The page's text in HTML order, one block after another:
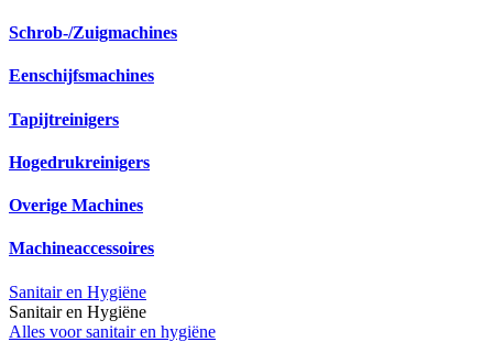
Schrob-/Zuigmachines
Eenschijfsmachines
Tapijtreinigers
Hogedrukreinigers
Overige Machines
Machineaccessoires
Sanitair en Hygiëne
Sanitair en Hygiëne
Alles voor sanitair en hygiëne